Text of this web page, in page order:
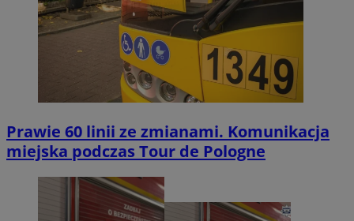
Prawie 60 linii ze zmianami. Komunikacja
miejska podczas Tour de Pologne